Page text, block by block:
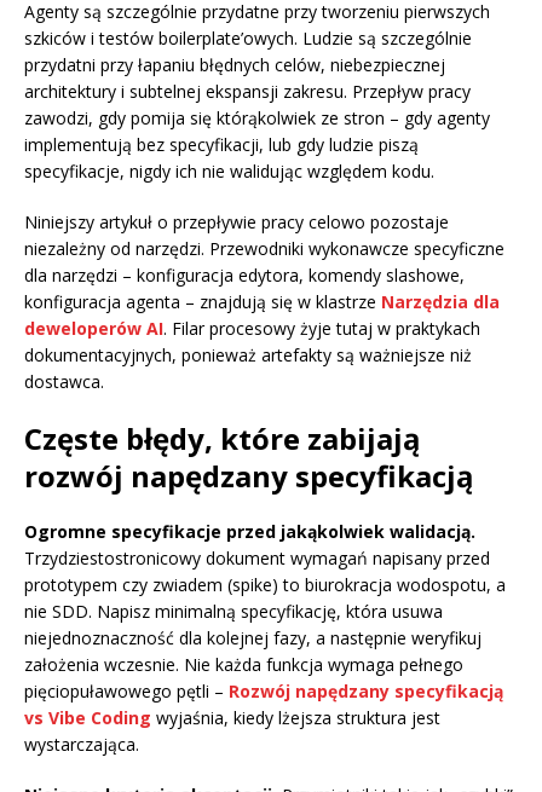
Agenty są szczególnie przydatne przy tworzeniu pierwszych
szkiców i testów boilerplate’owych. Ludzie są szczególnie
przydatni przy łapaniu błędnych celów, niebezpiecznej
architektury i subtelnej ekspansji zakresu. Przepływ pracy
zawodzi, gdy pomija się którąkolwiek ze stron – gdy agenty
implementują bez specyfikacji, lub gdy ludzie piszą
specyfikacje, nigdy ich nie walidując względem kodu.
Niniejszy artykuł o przepływie pracy celowo pozostaje
niezależny od narzędzi. Przewodniki wykonawcze specyficzne
dla narzędzi – konfiguracja edytora, komendy slashowe,
konfiguracja agenta – znajdują się w klastrze Narzędzia dla
deweloperów AI. Filar procesowy żyje tutaj w praktykach
dokumentacyjnych, ponieważ artefakty są ważniejsze niż
dostawca.
Częste błędy, które zabijają
rozwój napędzany specyfikacją
Ogromne specyfikacje przed jakąkolwiek walidacją.
Trzydziestostronicowy dokument wymagań napisany przed
prototypem czy zwiadem (spike) to biurokracja wodospotu, a
nie SDD. Napisz minimalną specyfikację, która usuwa
niejednoznaczność dla kolejnej fazy, a następnie weryfikuj
założenia wczesnie. Nie każda funkcja wymaga pełnego
pięciopuławowego pętli – Rozwój napędzany specyfikacją
vs Vibe Coding wyjaśnia, kiedy lżejsza struktura jest
wystarczająca.